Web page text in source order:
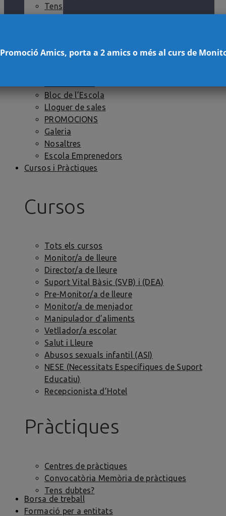
Tens
Bloc de l’Escola
Lloguer de sales
PROMOCIONS
Galeria
Nosaltres
Escola Emprenedors
Cursos i Pràctiques
Cursos
Tots els cursos
Monitor/a de lleure
Director/a de lleure
Suport Vital Bàsic (SVB) i (DEA)
Pre-Monitor/a de lleure
Monitor/a de menjador
Manipulador d’aliments
Vetllador/a escolar
Salut i Lleure
Abusos sexuals infantil (ASI)
NESE (Necessitats Específiques de Suport
Educatiu)
Recepcionista d’Hotel
Pràctiques
Centres de pràctiques
Convocatòria Memòria de pràctiques
Tens dubtes?
Borsa de treball
Formació per a entitats
Amics, porta a 2 amics o més al curs de